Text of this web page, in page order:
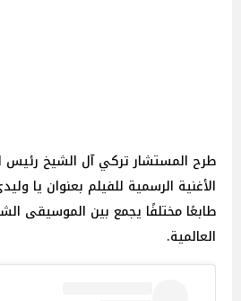
طرح المستشار تركي آل الشيخ رئيس
الأغنية الرسمية للفيلم بعنوان يا
طابعًا مختلفًا يجمع بين الموسيقى
العالمية.